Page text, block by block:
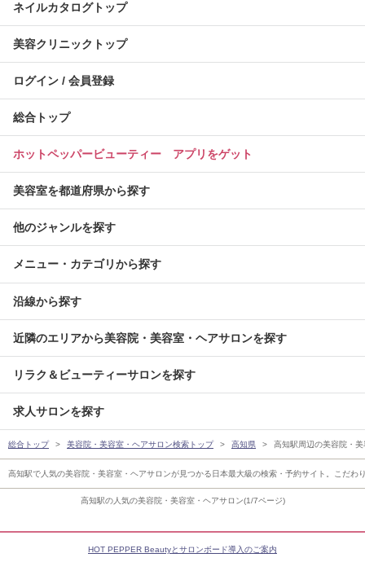
高知駅の人気の美容院・美容室・ヘアサロン(1/7ページ)
ネイルカタログトップ
美容クリニックトップ
ログイン / 会員登録
総合トップ
ホットペッパービューティー アプリをゲット
美容室を都道府県から探す
他のジャンルを探す
メニュー・カテゴリから探す
沿線から探す
近隣のエリアから美容院・美容室・ヘアサロンを探す
リラク＆ビューティーサロンを探す
求人サロンを探す
総合トップ 美容院・美容室・ヘアサロン検索トップ 高知県 高知駅周辺の美容院・
高知駅で人気の美容院・美容室・ヘアサロンが見つかる日本最大級の検索・予約サイト。こだ
HOT PEPPER Beautyとサロンボード導入のご案内